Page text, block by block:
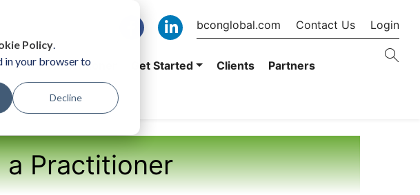
Policy.
in your browser to
Decline
bconglobal.com Contact Us Login
a Practitioner Get Started Clients
Partners
a Practitioner